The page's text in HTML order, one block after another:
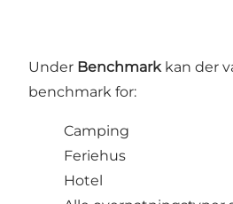
Under Benchmark kan der
benchmark for:
Camping
Feriehus
Hotel